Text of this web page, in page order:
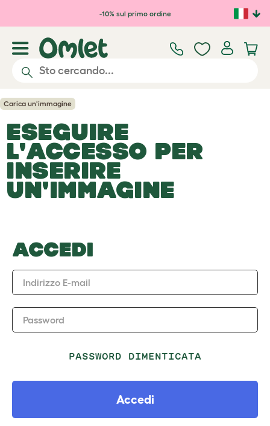
Passa al contenuto principale
-10% sul primo ordine
Carica un'immagine
ESEGUIRE
L'ACCESSO PER
INSERIRE
UN'IMMAGINE
ACCEDI
Indirizzo E-mail
Password
PASSWORD DIMENTICATA
Accedi